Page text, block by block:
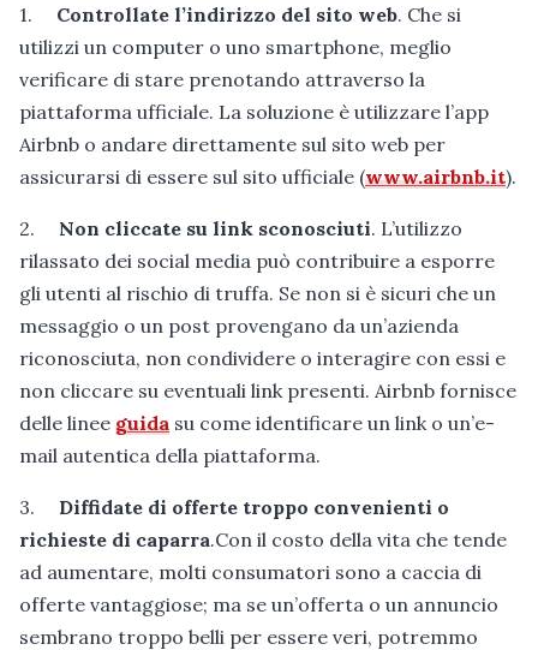
1. Controllate l’indirizzo del sito web. Che si
utilizzi un computer o uno smartphone, meglio
verificare di stare prenotando attraverso la
piattaforma ufficiale. La soluzione è utilizzare l’app
Airbnb o andare direttamente sul sito web per
assicurarsi di essere sul sito ufficiale (www.airbnb.it).
2. Non cliccate su link sconosciuti. L’utilizzo
rilassato dei social media può contribuire a esporre
gli utenti al rischio di truffa. Se non si è sicuri che un
messaggio o un post provengano da un’azienda
riconosciuta, non condividere o interagire con essi e
non cliccare su eventuali link presenti. Airbnb fornisce
delle linee guida su come identificare un link o un’e-
mail autentica della piattaforma.
3. Diffidate di offerte troppo convenienti o
richieste di caparra.Con il costo della vita che tende
ad aumentare, molti consumatori sono a caccia di
offerte vantaggiose; ma se un’offerta o un annuncio
sembrano troppo belli per essere veri, potremmo